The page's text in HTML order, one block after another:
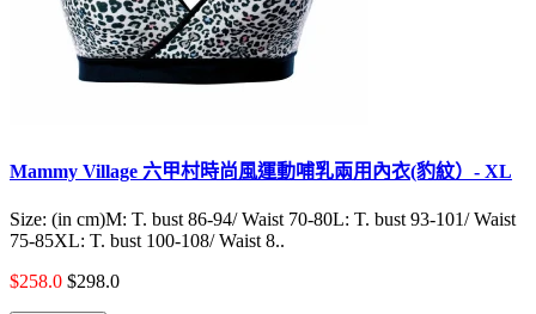
Mammy Village 六甲村時尚風運動哺乳兩用內衣(豹紋）- XL
Size: (in cm)M: T. bust 86-94/ Waist 70-80L: T. bust 93-101/ Waist
75-85XL: T. bust 100-108/ Waist 8..
$258.0 $298.0